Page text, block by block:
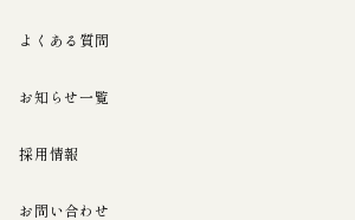
よくある質問
お知らせ一覧
採用情報
お問い合わせ